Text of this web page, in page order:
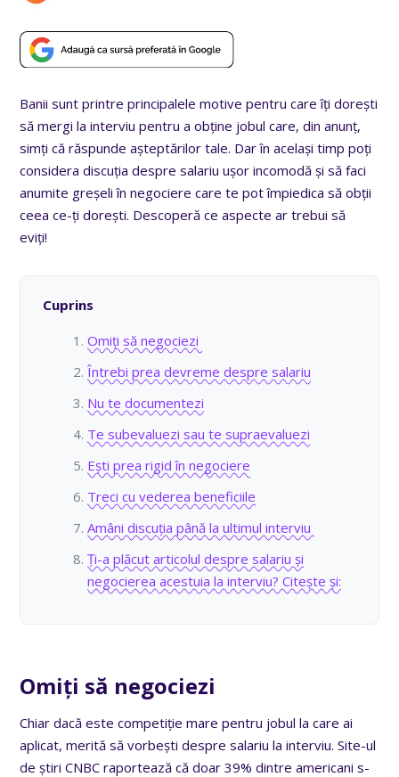
Banii sunt printre principalele motive pentru care îți dorești
să mergi la interviu pentru a obține jobul care, din anunț,
simți că răspunde așteptărilor tale. Dar în același timp poți
considera discuția despre salariu ușor incomodă și să faci
anumite greșeli în negociere care te pot împiedica să obții
ceea ce-ți dorești. Descoperă ce aspecte ar trebui să
eviți!
Cuprins
Omiți să negociezi
Întrebi prea devreme despre salariu
Nu te documentezi
Te subevaluezi sau te supraevaluezi
Ești prea rigid în negociere
Treci cu vederea beneficiile
Amâni discuția până la ultimul interviu
Ți-a plăcut articolul despre salariu și
negocierea acestuia la interviu? Citește și:
Omiți să negociezi
Chiar dacă este competiție mare pentru jobul la care ai
aplicat, merită să vorbești despre salariu la interviu. Site-ul
de știri CNBC raportează că doar 39% dintre americani s-